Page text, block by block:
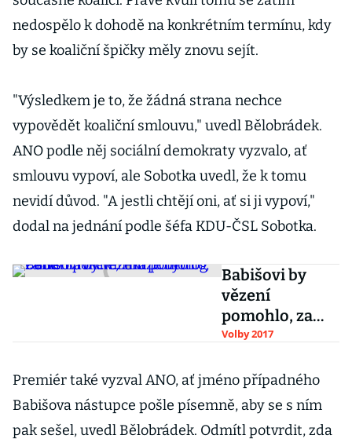
nedospělo k dohodě na konkrétním termínu, kdy
by se koaliční špičky měly znovu sejít.
"Výsledkem je to, že žádná strana nechce
vypovědět koaliční smlouvu," uvedl Bělobrádek.
ANO podle něj sociální demokraty vyzvalo, ať
smlouvu vypoví, ale Sobotka uvedl, že k tomu
nevidí důvod. "A jestli chtějí oni, ať si ji vypoví,"
dodal na jednání podle šéfa KDU-ČSL Sobotka.
Babišovi by
vězení
pomohlo, za
nahrávkami
i policie, říká
politolog Pehe
Volby 2017
Premiér také vyzval ANO, ať jméno případného
Babišova nástupce pošle písemně, aby se s ním
pak sešel, uvedl Bělobrádek. Odmítl potvrdit, zda